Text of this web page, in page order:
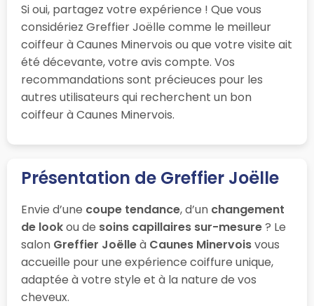
Si oui, partagez votre expérience ! Que vous
considériez Greffier Joëlle comme le meilleur
coiffeur à Caunes Minervois ou que votre visite ait
été décevante, votre avis compte. Vos
recommandations sont précieuces pour les
autres utilisateurs qui recherchent un bon
coiffeur à Caunes Minervois.
Présentation de Greffier Joëlle
Envie d’une coupe tendance, d’un changement
de lookou de soins capillaires sur-mesure? Le
salon Greffier Joëlleà Caunes Minervoisvous
accueille pour une expérience coiffure unique,
adaptée à votre style et à la nature de vos
cheveux.